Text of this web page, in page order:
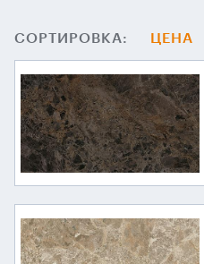
СОРТИРОВКА: ЦЕНА